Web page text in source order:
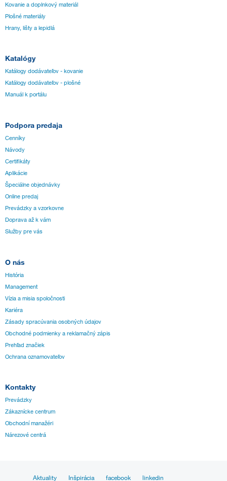
Kovanie a doplnkový materiál
Plošné materiály
Hrany, lišty a lepidlá
Katalógy
Katálogy dodávateľov - kovanie
Katálogy dodávateľov - plošné
Manuál k portálu
Podpora predaja
Cenníky
Návody
Certifikáty
Aplikácie
Špeciálne objednávky
Online predaj
Prevádzky a vzorkovne
Doprava až k vám
Služby pre vás
O nás
História
Management
Vízia a misia spoločnosti
Kariéra
Zásady spracúvania osobných údajov
Obchodné podmienky a reklamačný zápis
Prehľad značiek
Ochrana oznamovateľov
Kontakty
Prevádzky
Zákaznícke centrum
Obchodní manažéri
Nárezové centrá
Aktuality Inšpirácia facebook linkedin